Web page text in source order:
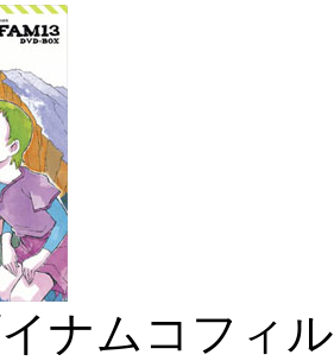
ナムコフィ